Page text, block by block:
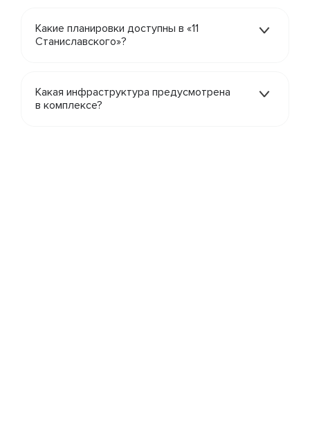
Какие планировки доступны в «11
Станиславского»?
Какая инфраструктура предусмотрена
в комплексе?